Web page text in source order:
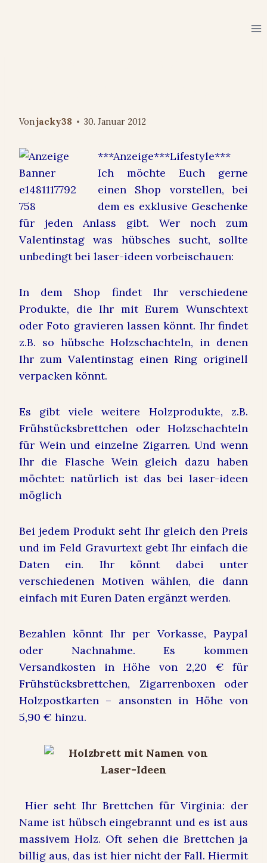
Vonjacky38 30. Januar 2012
***Anzeige***Lifestyle***
Ich möchte Euch gerne
einen Shop vorstellen, bei
dem es exklusive Geschenke
für jeden Anlass gibt. Wer noch zum
Valentinstag was hübsches sucht, sollte
unbedingt bei laser-ideen vorbeischauen:
In dem Shop findet Ihr verschiedene
Produkte, die Ihr mit Eurem Wunschtext
oder Foto gravieren lassen könnt. Ihr findet
z.B. so hübsche Holzschachteln, in denen
Ihr zum Valentinstag einen Ring originell
verpacken könnt.
Es gibt viele weitere Holzprodukte, z.B.
Frühstücksbrettchen oder Holzschachteln
für Wein und einzelne Zigarren. Und wenn
Ihr die Flasche Wein gleich dazu haben
möchtet: natürlich ist das bei laser-ideen
möglich
Bei jedem Produkt seht Ihr gleich den Preis
und im Feld Gravurtext gebt Ihr einfach die
Daten ein. Ihr könnt dabei unter
verschiedenen Motiven wählen, die dann
einfach mit Euren Daten ergänzt werden.
Bezahlen könnt Ihr per Vorkasse, Paypal
oder Nachnahme. Es kommen
Versandkosten in Höhe von 2,20 € für
Frühstücksbrettchen, Zigarrenboxen oder
Holzpostkarten – ansonsten in Höhe von
5,90 € hinzu.
Hier seht Ihr Brettchen für Virginia: der
Name ist hübsch eingebrannt und es ist aus
massivem Holz. Oft sehen die Brettchen ja
billig aus, das ist hier nicht der Fall. Hiermit